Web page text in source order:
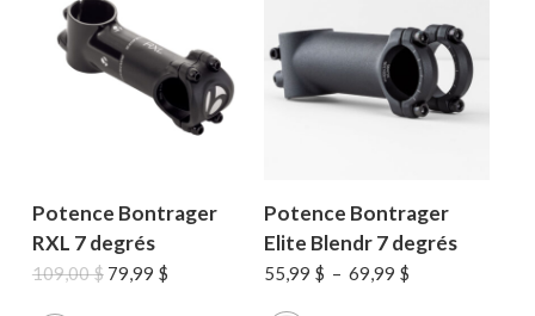
Potence Bontrager
RXL 7 degrés
109,00$ Le
79,99 $Le
Potence Bontrager
Elite Blendr 7 degrés
55,99 $ – 69,99 $